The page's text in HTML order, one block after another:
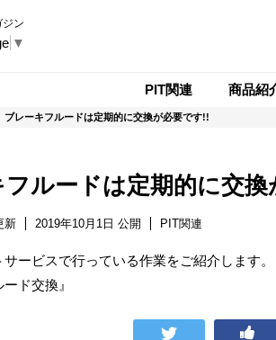
ン
▼
PIT関連 商品紹
ジン
ブレーキフルードは定期的に交換が必要です!!
フルードは定期的に交
新 2019年10月1日 公開 PIT関連
ービスで行っている作業をご紹介します。
ド交換』